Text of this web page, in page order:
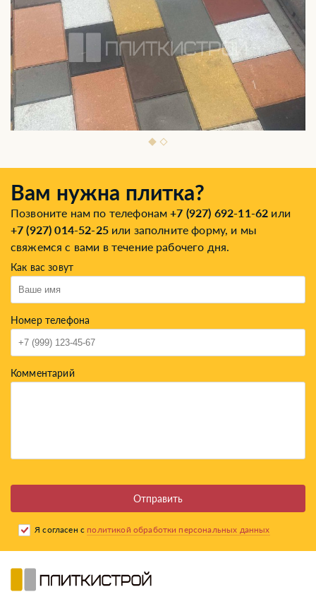
Вам нужна плитка?
Позвоните нам по телефонам+7 (927) 692-11-62 или
+7 (927) 014-52-25или заполните форму, и мы
свяжемся с вами в течение рабочего дня.
Как вас зовут
Номер телефона
Комментарий
Отправить
Я согласен с политикой обработки персональных данных